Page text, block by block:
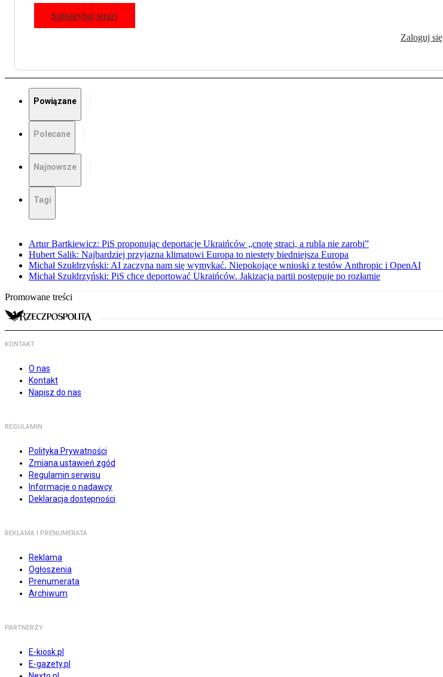
Subskrybuj teraz!
Zaloguj się
Powiązane
Polecane
Najnowsze
Tagi
Artur Bartkiewicz: PiS proponując deportacje Ukraińców „cnotę straci, a rubla nie zarobi”
Hubert Salik: Najbardziej przyjazna klimatowi Europa to niestety biedniejsza Europa
Michał Szułdrzyński: AI zaczyna nam się wymykać. Niepokojące wnioski z testów Anthropic i OpenAI
Michał Szułdrzyński: PiS chce deportować Ukraińców. Jakizacja partii postępuje po rozłamie
Promowane treści
KONTAKT
O nas
Kontakt
Napisz do nas
REGULAMIN
Polityka Prywatności
Zmiana ustawień zgód
Regulamin serwisu
Informacje o nadawcy
Deklaracja dostępności
REKLAMA I PRENUMERATA
Reklama
Ogłoszenia
Prenumerata
Archiwum
PARTNERZY
E-kiosk.pl
E-gazety.pl